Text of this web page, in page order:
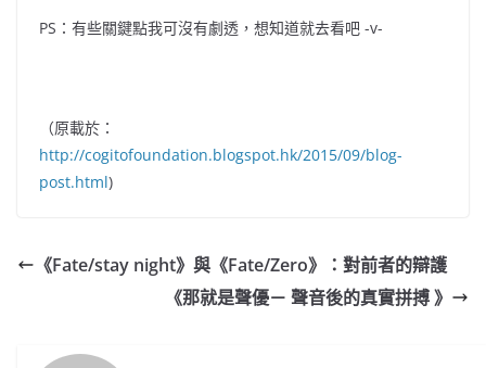
PS：有些關鍵點我可沒有劇透，想知道就去看吧 -v-
（原載於：
http://cogitofoundation.blogspot.hk/2015/09/blog-
post.html)
《Fate/stay night》與《Fate/Zero》：對前者的辯護
《那就是聲優－ 聲音後的真實拼搏 》